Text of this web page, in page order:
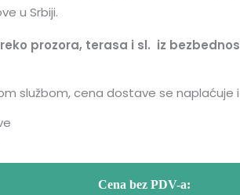
u Srbiji.
prozora, terasa i sl. iz
službom, cena dostave se naplaćuje
Cena bez PDV-a: